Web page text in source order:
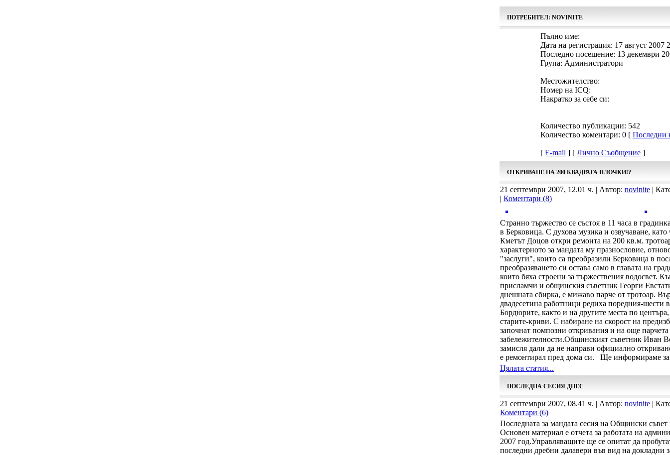
ПОТРЕБИТЕЛ: NOVINITE
Пълно име:
Дата на регистрация: 17 август 2007
Последно посещение: 13 декември
Група: Администратори
Местожителство:
Номер на ICQ:
Накратко за себе си:
Количество публикации: 542
Количество коментари: 0 [ Последни
[ E-mail ] [ Лично Съобщение ]
ОТКРИВАНЕ НА 200 КВАДРАТА ПЛОЧКИ!?
21 септември 2007, 12.01 ч. | Автор: novinite |
| Коментари (8)
Странно тържество се състоя в 11 часа в
в Берковица. С духова музика и озвучаване,
Кметът Доцов откри ремонта на 200 кв.м.
характерното за мандата му празнословие,
"заслуги", които са преобразили Берковица в
преобразяването си остава само в главата на
които бяха строени за тържествения водосвет.
присламчи и общинския съветник Георги
днешната сбирка, е мижаво парче от тротоар.
двадесетина работници редиха поредния-шести
Бордюрите, както и на другите места по
старите-криви. С набиране на скорост на
започнат помпозни откривания и на още
забележителности.Общинският съветник Иван
замисля дали да не направи официално
е ремонтирал пред дома си. Ще информираме за
Цялата статия...
ПОСЛЕДНА СЕСИЯ ДНЕС
21 септември 2007, 08.41 ч. | Автор: novinite |
Коментари (6)
Последната за мандата сесия на Общински съвет
Основен материал е отчета за работата на
2007 год.Управляващите ще се опитат да
последни дребни далавери във вид на